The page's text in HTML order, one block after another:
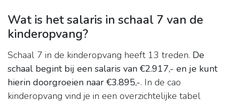
Wat is het salaris in schaal 7 van de
kinderopvang?
Schaal 7 in de kinderopvang heeft 13 treden. De
schaal begint bij een salaris van €2.917,- en je kunt
hierin doorgroeien naar €3.895,-. In de cao
kinderopvang vind je in een overzichtelijke tabel